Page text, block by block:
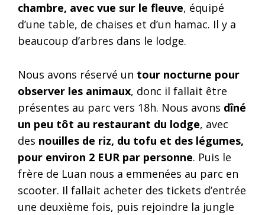
chambre, avec vue sur le fleuve, équipé
d’une table, de chaises et d’un hamac. Il y a
beaucoup d’arbres dans le lodge.
Nous avons réservé un tour nocturne pour
observer les animaux, donc il fallait être
présentes au parc vers 18h. Nous avons dîné
un peu tôt au restaurant du lodge, avec
des nouilles de riz, du tofu et des légumes,
pour environ 2 EUR par personne. Puis le
frère de Luan nous a emmenées au parc en
scooter. Il fallait acheter des tickets d’entrée
une deuxième fois, puis rejoindre la jungle